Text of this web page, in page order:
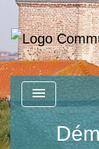
menu